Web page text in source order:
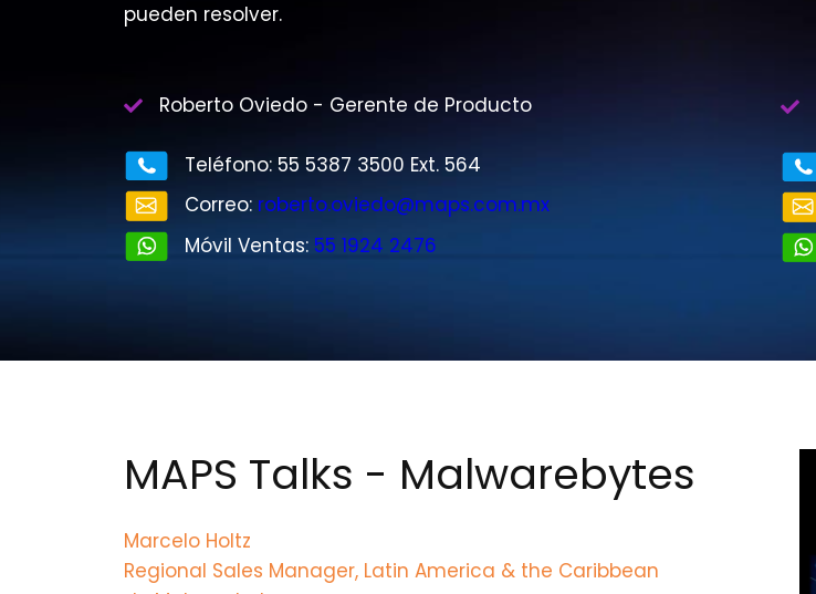
pueden resolver.
Roberto Oviedo - Gerente de Producto
Teléfono: 55 5387 3500 Ext. 564
Correo: roberto.oviedo@maps.com.mx
Móvil Ventas: 55 1924 2476
MAPS Talks - Malwarebytes
Marcelo Holtz
Regional Sales Manager, Latin America & the Caribbean